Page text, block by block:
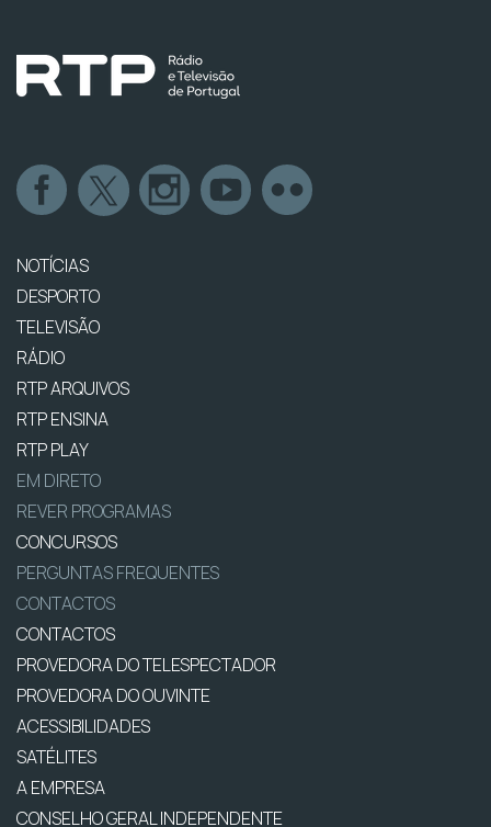
NOTÍCIAS
DESPORTO
TELEVISÃO
RÁDIO
RTP ARQUIVOS
RTP ENSINA
RTP PLAY
EM DIRETO
REVER PROGRAMAS
CONCURSOS
PERGUNTAS FREQUENTES
CONTACTOS
CONTACTOS
PROVEDORA DO TELESPECTADOR
PROVEDORA DO OUVINTE
ACESSIBILIDADES
SATÉLITES
A EMPRESA
CONSELHO GERAL INDEPENDENTE